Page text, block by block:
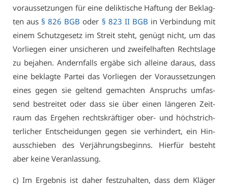
vor­aus­set­zun­gen für ei­ne de­lik­ti­sche Haf­tung der Be­klag­
ten aus § 826 BGB oder § 823 II BGB in Ver­bin­dung mit
ei­nem Schutz­ge­setz im Streit steht, ge­nügt nicht, um das
Vor­lie­gen ei­ner un­si­che­ren und zwei­fel­haf­ten Rechts­la­ge
zu be­ja­hen. An­dern­falls er­gä­be sich al­lei­ne dar­aus, dass
ei­ne be­klag­te Par­tei das Vor­lie­gen der Vor­aus­set­zun­gen
ei­nes ge­gen sie gel­tend ge­mach­ten An­spruchs um­fas­
send be­strei­tet oder dass sie über ei­nen län­ge­ren Zeit­
raum das Er­ge­hen rechts­kräf­ti­ger ober- und höchst­rich­
ter­li­cher Ent­schei­dun­gen ge­gen sie ver­hin­dert, ein Hin­
aus­schie­ben des Ver­jäh­rungs­be­ginns. Hier­für be­steht
aber kei­ne Ver­an­las­sung.
c) Im Er­geb­nis ist da­her fest­zu­hal­ten, dass dem Klä­ger